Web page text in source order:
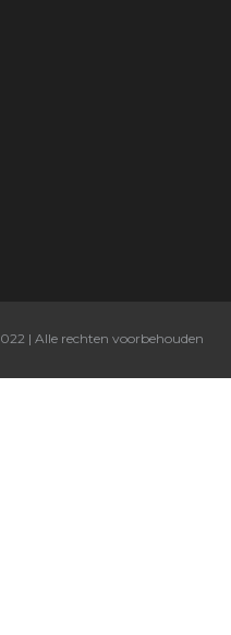
| Alle rechten voorbehouden